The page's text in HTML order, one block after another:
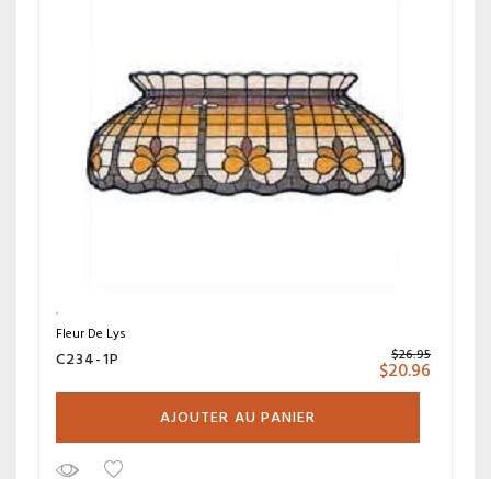
Fleur De Lys
C234-1P $26.95
$20.96
AJOUTER AU PANIER